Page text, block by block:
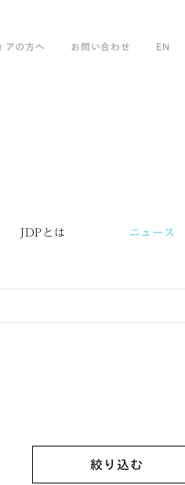
アの方へ お問い合わせ EN
JDPとは ニュース